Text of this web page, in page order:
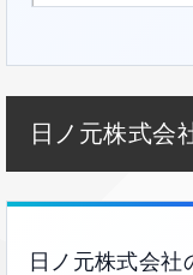
日ノ元株式会
日ノ元株式会社